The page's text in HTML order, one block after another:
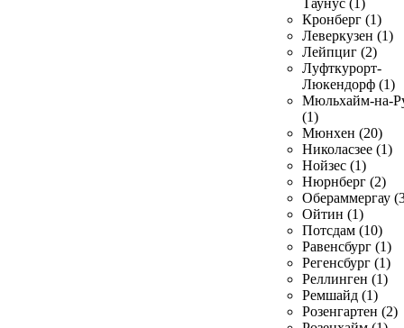
Таунус (1)
Кронберг (1)
Леверкузен (1)
Лейпциг (2)
Луфткурорт-
Люкендорф (1)
Мюльхайм-на-
(1)
Мюнхен (20)
Николасзее (1)
Нойзес (1)
Нюрнберг (2)
Обераммергау
Ойтин (1)
Потсдам (10)
Равенсбург (1)
Регенсбург (1)
Реллинген (1)
Ремшайд (1)
Розенгартен (2)